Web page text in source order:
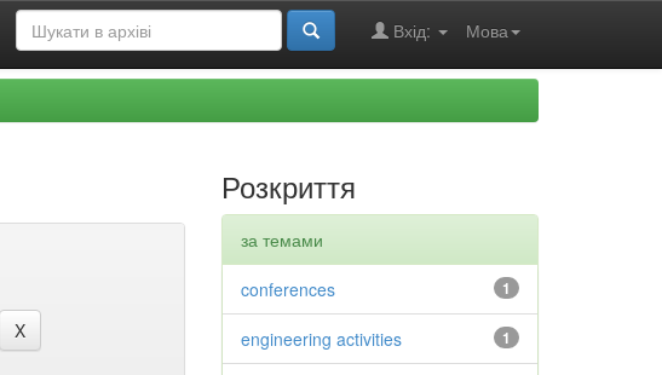
Мова
Вхід:
Розкриття
за темами
1
conferences
1
engineering activities